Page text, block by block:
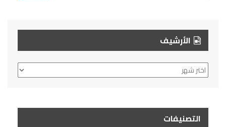
الأرشيف
الأرشيف
التصنيفات